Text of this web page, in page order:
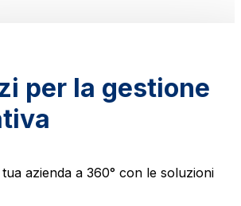
per la gestione
azienda a 360° con le soluzioni